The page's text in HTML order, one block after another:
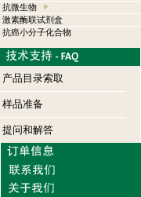
抗微生物
激素酶联试剂盒
抗癌小分子化合物
产品目录索取
样品准备
提问和解答